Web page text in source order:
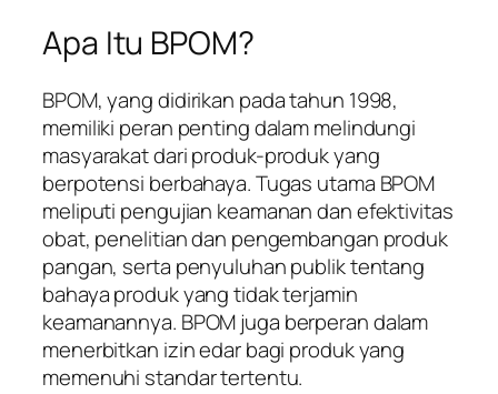
Apa Itu BPOM?
BPOM, yang didirikan pada tahun 1998,
memiliki peran penting dalam melindungi
masyarakat dari produk-produk yang
berpotensi berbahaya. Tugas utama BPOM
meliputi pengujian keamanan dan efektivitas
obat, penelitian dan pengembangan produk
pangan, serta penyuluhan publik tentang
bahaya produk yang tidak terjamin
keamanannya. BPOM juga berperan dalam
menerbitkan izin edar bagi produk yang
memenuhi standar tertentu.